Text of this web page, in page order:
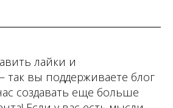
лайки и
так вы поддерживаете блог
создавать еще больше